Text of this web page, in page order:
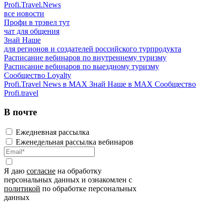
Profi.Travel.News
все новости
Профи в трэвел тут
чат для общения
Знай Наше
для регионов и создателей российского турпродукта
Расписание вебинаров по внутреннему туризму
Расписание вебинаров по выездному туризму
Сообщество Loyalty
Profi.Travel News в MAX Знай Наше в MAX Сообщество
Profi.travel
В почте
Ежедневная рассылка
Еженедельная рассылка вебинаров
Я даю согласие на обработку
персональных данных и ознакомлен с
политикой по обработке персональных
данных